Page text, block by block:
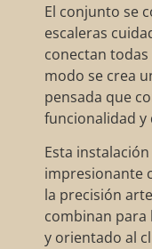
El conjunto se
escaleras
conectan todas
modo se crea
pensada que
funcionalidad y
Esta
impresionante
la precisión
combinan
y orientado al